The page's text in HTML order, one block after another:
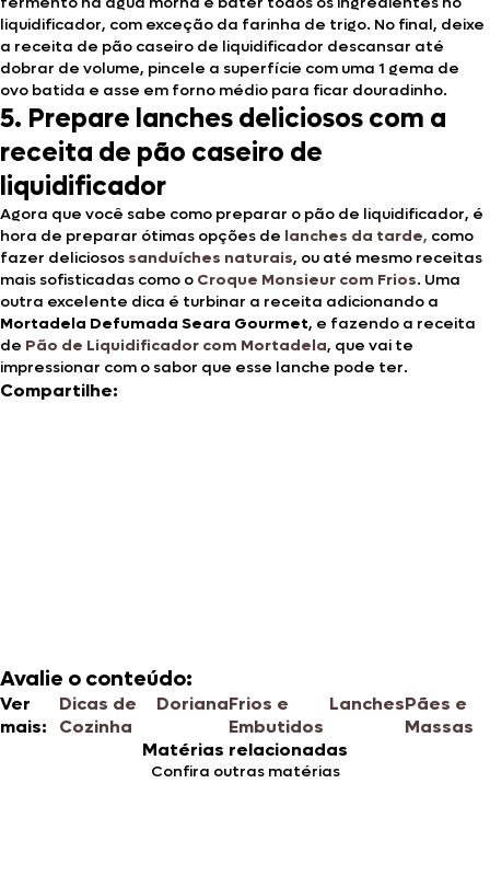
liquidificador, com exceção da farinha de trigo. No final, deixe
a receita de pão caseiro de liquidificador descansar até
dobrar de volume, pincele a superfície com uma 1 gema de
ovo batida e asse em forno médio para ficar douradinho.
5. Prepare lanches deliciosos com a
receita de pão caseiro de
liquidificador
Agora que você sabe como preparar o pão de liquidificador, é
hora de preparar ótimas opções de lanches da tarde, como
fazer deliciosos sanduíches naturais, ou até mesmo receitas
mais sofisticadas como o Croque Monsieur com Frios. Uma
outra excelente dica é turbinar a receita adicionando a
Mortadela Defumada Seara Gourmet, e fazendo a receita
de Pão de Liquidificador com Mortadela, que vai te
impressionar com o sabor que esse lanche pode ter.
Compartilhe:
Avalie o conteúdo:
Ver
mais:
Dicas de
Cozinha
DorianaFrios e
Embutidos
LanchesPães e
Massas
Matérias relacionadas
Confira outras matérias